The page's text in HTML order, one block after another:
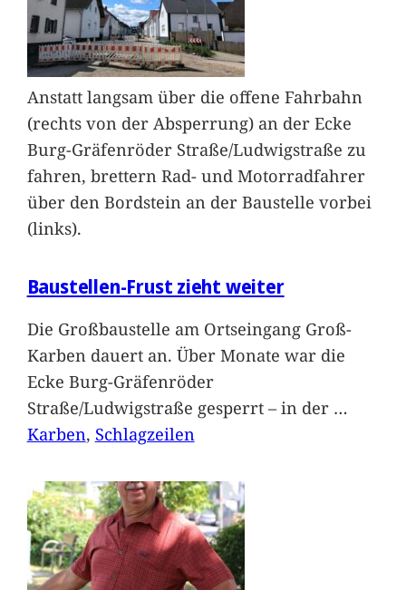
Anstatt langsam über die offene Fahrbahn
(rechts von der Absperrung) an der Ecke
Burg-Gräfenröder Straße/Ludwigstraße zu
fahren, brettern Rad- und Motorradfahrer
über den Bordstein an der Baustelle vorbei
(links).
Baustellen-Frust zieht weiter
Die Großbaustelle am Ortseingang Groß-
Karben dauert an. Über Monate war die
Ecke Burg-Gräfenröder
Straße/Ludwigstraße gesperrt – in der …
Karben, Schlagzeilen